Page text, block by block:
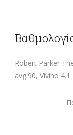
Robert Parker
avg.90, Vivino 4.1